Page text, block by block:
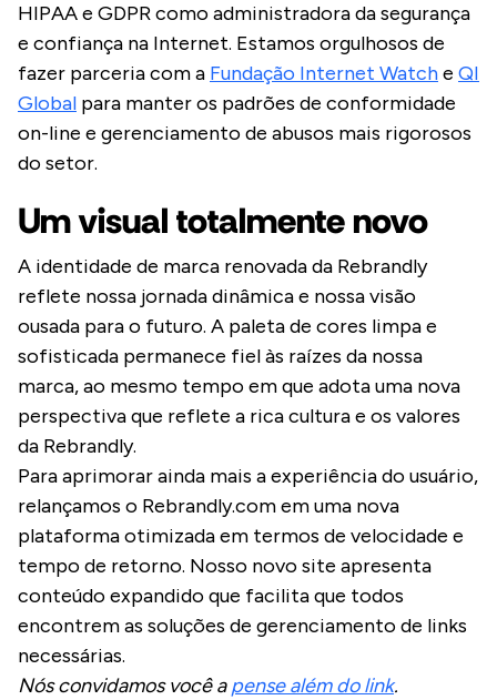
HIPAA e GDPR como administradora da segurança
e confiança na Internet. Estamos orgulhosos de
fazer parceria com a Fundação Internet Watche QI
Global para manter os padrões de conformidade
on-line e gerenciamento de abusos mais rigorosos
do setor.
Um visual totalmente novo
A identidade de marca renovada da Rebrandly
reflete nossa jornada dinâmica e nossa visão
ousada para o futuro. A paleta de cores limpa e
sofisticada permanece fiel às raízes da nossa
marca, ao mesmo tempo em que adota uma nova
perspectiva que reflete a rica cultura e os valores
da Rebrandly.
Para aprimorar ainda mais a experiência do usuário,
relançamos o Rebrandly.com em uma nova
plataforma otimizada em termos de velocidade e
tempo de retorno. Nosso novo site apresenta
conteúdo expandido que facilita que todos
encontrem as soluções de gerenciamento de links
necessárias.
Nós convidamos você apense além do link.